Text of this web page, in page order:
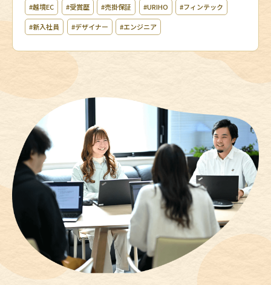
#越境EC #受賞歴 #売掛保証 #URIHO #フィンテック
#新入社員 #デザイナー #エンジニア